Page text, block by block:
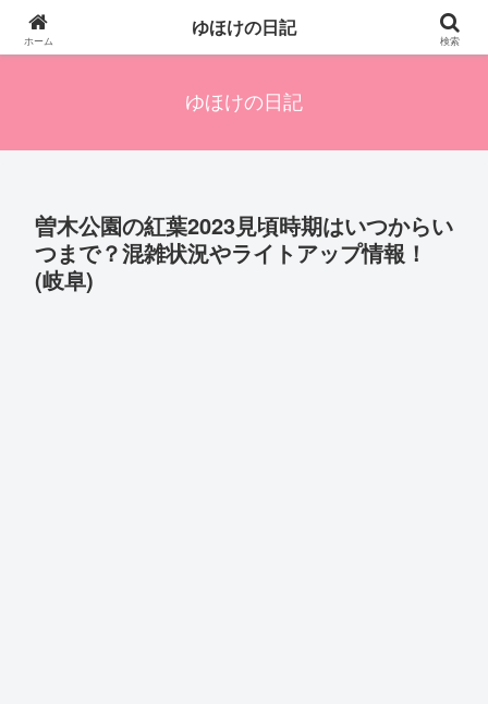
四人の子を持つ母のズボラ生活備忘録です。興味のあることアレやコレ、色々
発信します。
ゆほけの日記
曽木公園の紅葉2023見頃時期はいつからい
つまで？混雑状況やライトアップ情報！
(岐阜)
ホーム
ゆほけの日記
検索